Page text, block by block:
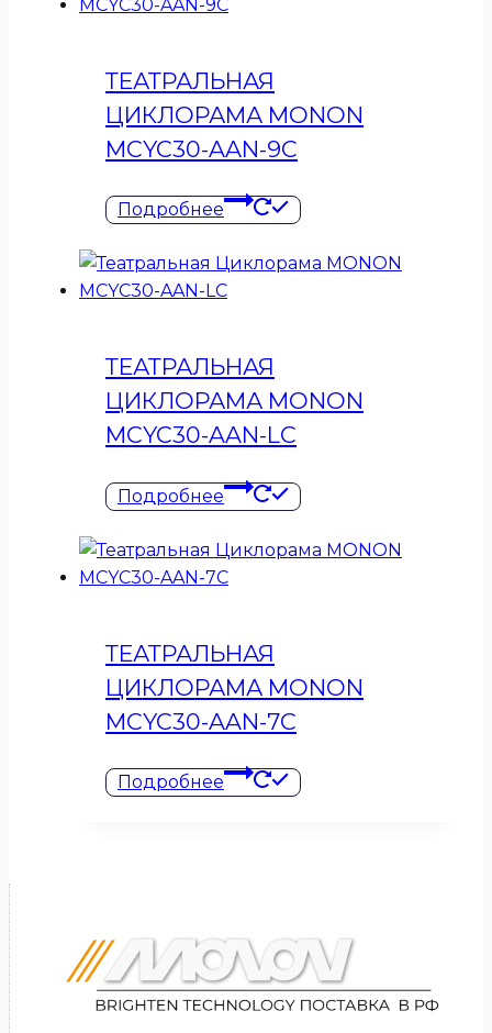
ТЕАТРАЛЬНАЯ
ЦИКЛОРАМА MONON
MCYC30-AAN-9C
Подробнее
ТЕАТРАЛЬНАЯ
ЦИКЛОРАМА MONON
MCYC30-AAN-LC
Подробнее
ТЕАТРАЛЬНАЯ
ЦИКЛОРАМА MONON
MCYC30-AAN-7C
Подробнее